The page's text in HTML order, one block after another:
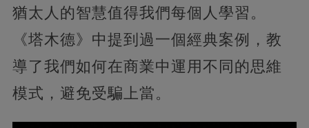
猶太人的智慧值得我們每個人學習。
《塔木德》中提到過一個經典案例，教
導了我們如何在商業中運用不同的思維
模式，避免受騙上當。